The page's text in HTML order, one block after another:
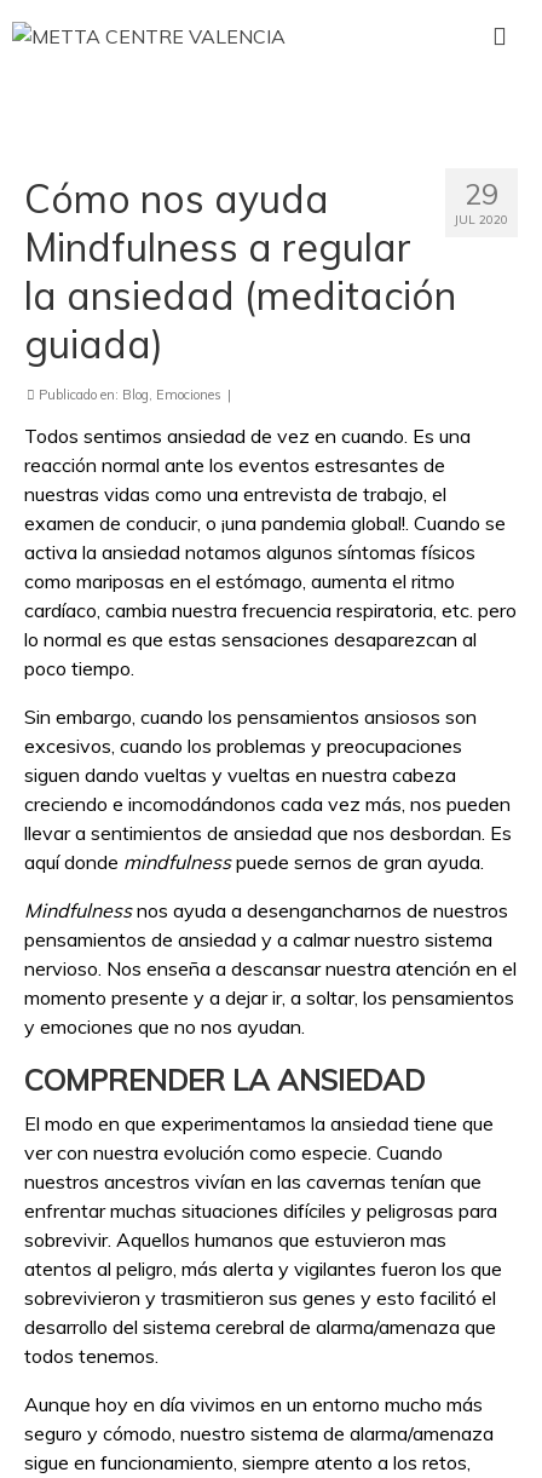
29
JUL 2020
Cómo nos ayuda
Mindfulness a regular
la ansiedad (meditación
guiada)
Publicado en: Blog, Emociones |
Todos sentimos ansiedad de vez en cuando. Es una
reacción normal ante los eventos estresantes de
nuestras vidas como una entrevista de trabajo, el
examen de conducir, o ¡una pandemia global!. Cuando se
activa la ansiedad notamos algunos síntomas físicos
como mariposas en el estómago, aumenta el ritmo
cardíaco, cambia nuestra frecuencia respiratoria, etc. pero
lo normal es que estas sensaciones desaparezcan al
poco tiempo.
Sin embargo, cuando los pensamientos ansiosos son
excesivos, cuando los problemas y preocupaciones
siguen dando vueltas y vueltas en nuestra cabeza
creciendo e incomodándonos cada vez más, nos pueden
llevar a sentimientos de ansiedad que nos desbordan. Es
aquí donde mindfulnesspuede sernos de gran ayuda.
Mindfulnessnos ayuda a desengancharnos de nuestros
pensamientos de ansiedad y a calmar nuestro sistema
nervioso. Nos enseña a descansar nuestra atención en el
momento presente y a dejar ir, a soltar, los pensamientos
y emociones que no nos ayudan.
COMPRENDER LA ANSIEDAD
El modo en que experimentamos la ansiedad tiene que
ver con nuestra evolución como especie. Cuando
nuestros ancestros vivían en las cavernas tenían que
enfrentar muchas situaciones difíciles y peligrosas para
sobrevivir. Aquellos humanos que estuvieron mas
atentos al peligro, más alerta y vigilantes fueron los que
sobrevivieron y trasmitieron sus genes y esto facilitó el
desarrollo del sistema cerebral de alarma/amenaza que
todos tenemos.
Aunque hoy en día vivimos en un entorno mucho más
seguro y cómodo, nuestro sistema de alarma/amenaza
sigue en funcionamiento, siempre atento a los retos,